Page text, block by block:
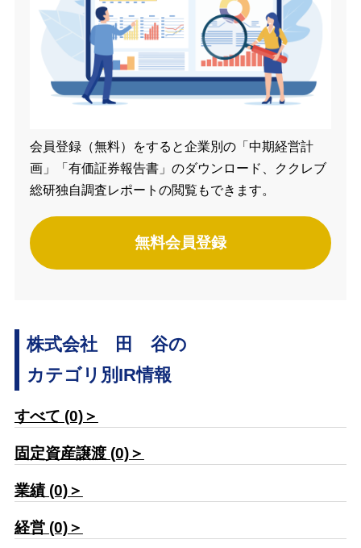
会員登録（無料）をすると企業別の「中期経営計
画」「有価証券報告書」のダウンロード、ククレブ
総研独自調査レポートの閲覧もできます。
無料会員登録
株式会社 田 谷の
カテゴリ別IR情報
すべて (0)＞
固定資産譲渡 (0)＞
業績 (0)＞
経営 (0)＞